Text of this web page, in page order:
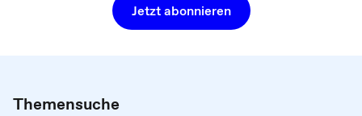
Jetzt abonnieren
Themensuche